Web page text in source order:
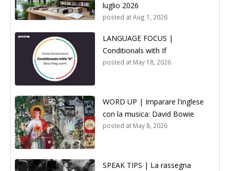
luglio 2026
posted atAug 1, 2026
LANGUAGE FOCUS |
Conditionals with If
posted at May 18, 2026
WORD UP | Imparare l'inglese
con la musica: David Bowie
posted at May 8, 2026
SPEAK TIPS | La rassegna